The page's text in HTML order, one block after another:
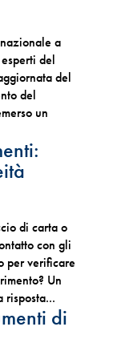
a
del
del
del
un
di carta o
con gli
per verificare
Un
risposta...
di